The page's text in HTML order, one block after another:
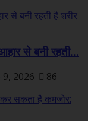
से बनी रहती...
9, 2026 86